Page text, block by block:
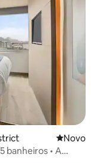
Novo
Novo
banheiros • A